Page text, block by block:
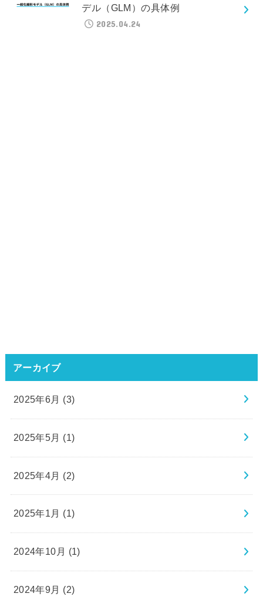
デル（GLM）の具体例
2025.04.24
アーカイブ
2025年6月 (3)
2025年5月 (1)
2025年4月 (2)
2025年1月 (1)
2024年10月 (1)
2024年9月 (2)